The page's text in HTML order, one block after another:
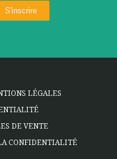
LÉGALES
DE VENTE
CONFIDENTIALITÉ